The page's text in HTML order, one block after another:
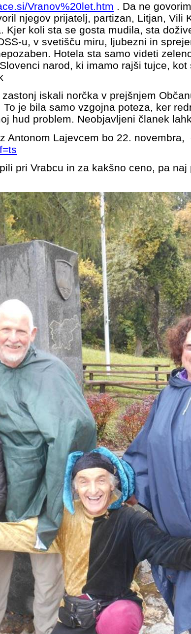
Vranov%20let.htm . Da ne
njegov prijatelj, partizan, Litjan, Vili
koli sta se gosta mudila, sta
u, v svetišču miru, ljubezni in
Hotela sta samo videti
narod, ki imamo rajši tujce,
iskali norčka v prejšnjem
To je bila samo vzgojna poteza, ker
hud problem. Neobjavljeni članek
Antonom Lajevcem bo 22.
pri Vrabcu in za kakšno ceno, pa naj